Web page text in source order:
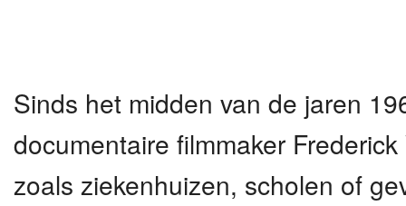
Sinds het midden van de jaren
documentaire filmmaker
zoals ziekenhuizen, scholen of